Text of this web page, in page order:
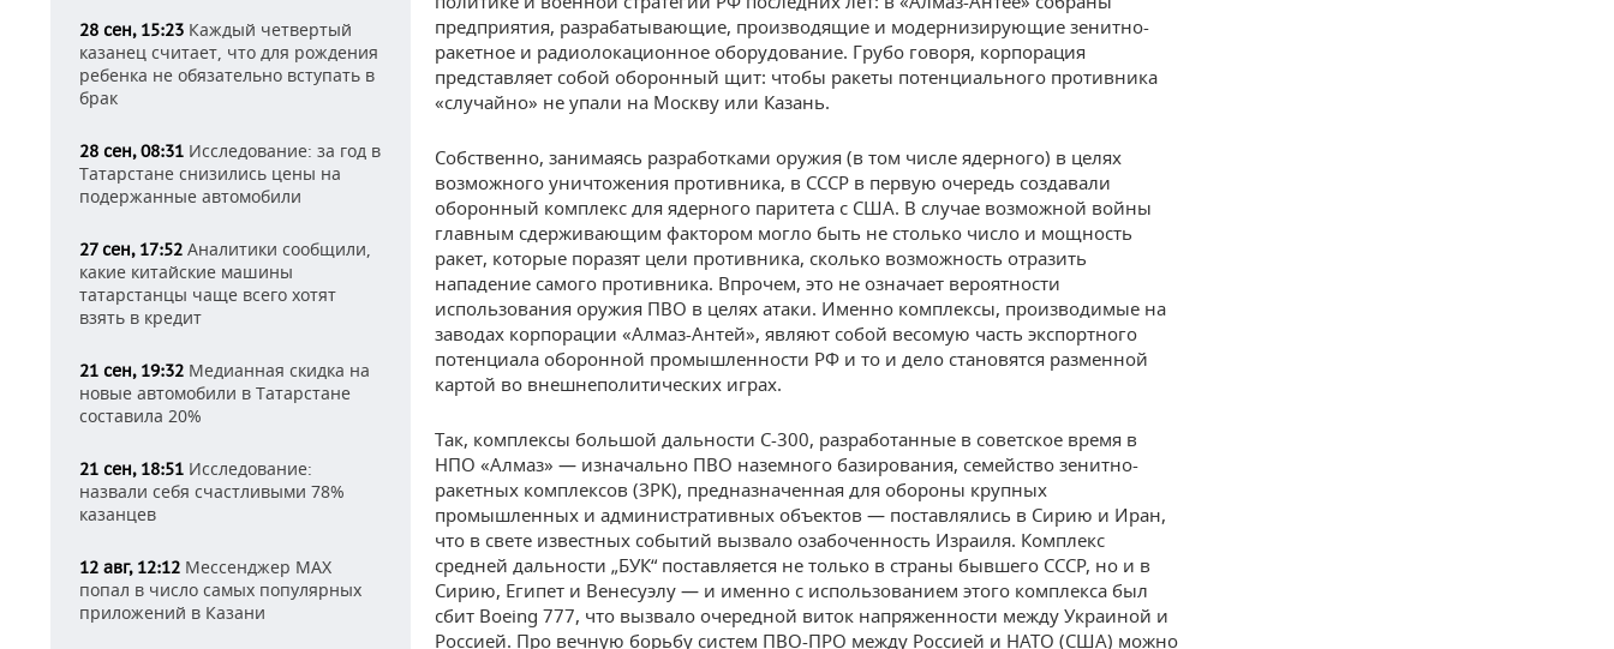
28 сен, 15:23 Каждый четвертый
казанец считает, что для рождения
ребенка не обязательно вступать в
брак
28 сен, 08:31 Исследование: за год в
Татарстане снизились цены на
подержанные автомобили
27 сен, 17:52 Аналитики сообщили,
какие китайские машины
татарстанцы чаще всего хотят
взять в кредит
21 сен, 19:32 Медианная скидка на
новые автомобили в Татарстане
составила 20%
21 сен, 18:51 Исследование:
назвали себя счастливыми 78%
казанцев
12 авг, 12:12 Мессенджер MAX
попал в число самых популярных
приложений в Казани
предприятия, разрабатывающие, производящие и модернизирующие зенитно-
ракетное и радиолокационное оборудование. Грубо говоря, корпорация
представляет собой оборонный щит: чтобы ракеты потенциального противника
«случайно» не упали на Москву или Казань.
Собственно, занимаясь разработками оружия (в том числе ядерного) в целях
возможного уничтожения противника, в СССР в первую очередь создавали
оборонный комплекс для ядерного паритета с США. В случае возможной войны
главным сдерживающим фактором могло быть не столько число и мощность
ракет, которые поразят цели противника, сколько возможность отразить
нападение самого противника. Впрочем, это не означает вероятности
использования оружия ПВО в целях атаки. Именно комплексы, производимые на
заводах корпорации «Алмаз-Антей», являют собой весомую часть экспортного
потенциала оборонной промышленности РФ и то и дело становятся разменной
картой во внешнеполитических играх.
Так, комплексы большой дальности С-300, разработанные в советское время в
НПО «Алмаз» — изначально ПВО наземного базирования, семейство зенитно-
ракетных комплексов (ЗРК), предназначенная для обороны крупных
промышленных и административных объектов — поставлялись в Сирию и Иран,
что в свете известных событий вызвало озабоченность Израиля. Комплекс
средней дальности „БУК“ поставляется не только в страны бывшего СССР, но и в
Сирию, Египет и Венесуэлу — и именно с использованием этого комплекса был
сбит Boeing 777, что вызвало очередной виток напряженности между Украиной и
Россией. Про вечную борьбу систем ПВО-ПРО между Россией и НАТО (США) можно